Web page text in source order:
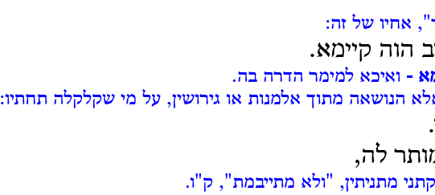
אחיו של זה:
הוה קיימא.
- ואיכא למימר הדרה בה.
הנושאה מתוך אלמנות או גירושין, על מי שקלקלה תחתיו:
לה,
מתניתין, "ולא מתייבמת", ק"ו.